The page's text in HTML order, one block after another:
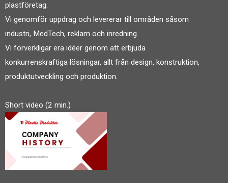
plastföretag.
Vi genomför uppdrag och levererar till områden såsom
industri, MedTech, reklam och inredning.
Vi förverkligar era idéer genom att erbjuda
konkurrenskraftiga lösningar, allt från design, konstruktion,
produktutveckling och produktion.
Short video (2 min.)